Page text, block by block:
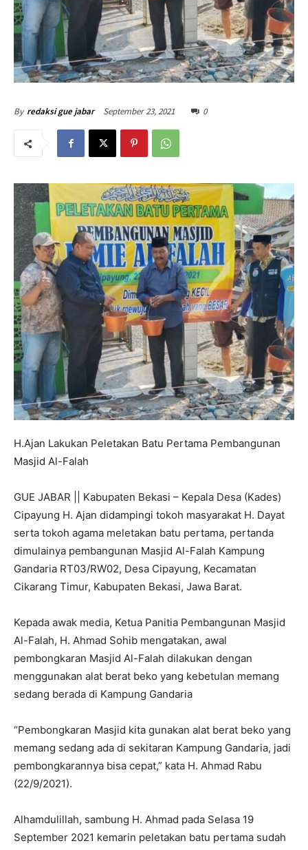
By redaksi gue jabar September 23, 2021 0
H.Ajan Lakukan Peletakan Batu Pertama Pembangunan
Masjid Al-Falah
GUE JABAR || Kabupaten Bekasi – Kepala Desa (Kades)
Cipayung H. Ajan didampingi tokoh masyarakat H. Dayat
serta tokoh agama meletakan batu pertama, pertanda
dimulainya pembangunan Masjid Al-Falah Kampung
Gandaria RT03/RW02, Desa Cipayung, Kecamatan
Cikarang Timur, Kabupaten Bekasi, Jawa Barat.
Kepada awak media, Ketua Panitia Pembangunan Masjid
Al-Falah, H. Ahmad Sohib mengatakan, awal
pembongkaran Masjid Al-Falah dilakukan dengan
menggunakan alat berat beko yang kebetulan memang
sedang berada di Kampung Gandaria
“Pembongkaran Masjid kita gunakan alat berat beko yang
memang sedang ada di sekitaran Kampung Gandaria, jadi
pembongkarannya bisa cepat,” kata H. Ahmad Rabu
(22/9/2021).
Alhamdulillah, sambung H. Ahmad pada Selasa 19
September 2021 kemarin peletakan batu pertama sudah